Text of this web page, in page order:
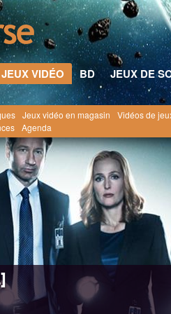
JEUX VIDÉO BD
JEUX DE
Jeux vidéo en magasin Vidéos de
Agenda
Servir [2004]